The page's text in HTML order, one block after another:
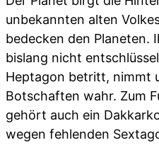
unbekannten alten
bedecken den Planeten.
bislang nicht
Heptagon betritt, nimmt
Botschaften wahr. Zum
gehört auch ein
wegen fehlenden